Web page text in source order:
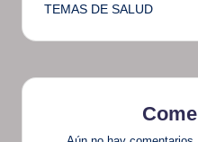
TEMAS DE SALUD